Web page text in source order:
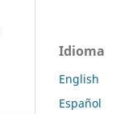
Idioma
English
Español